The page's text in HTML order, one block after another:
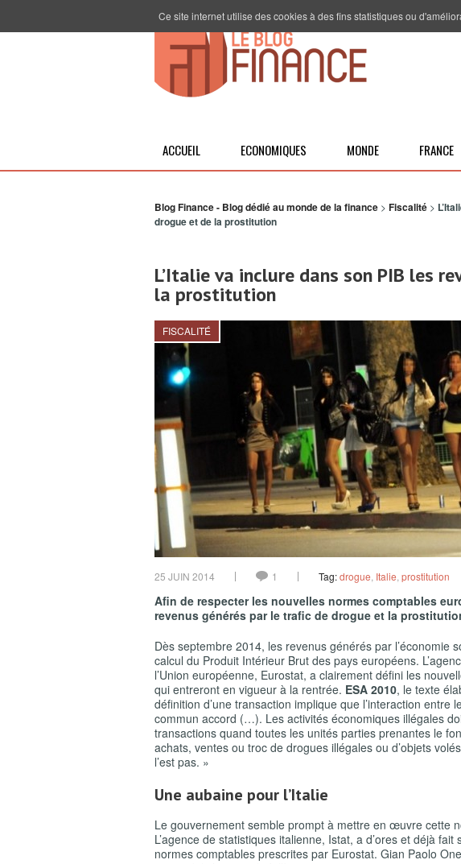
ACCUEIL ECONOMIQUES MONDE FRANCE
Blog Finance - Blog dédié au monde de la finance > Fiscalité >
drogue et de la prostitution
L’Italie va inclure dans son PIB les
la prostitution
FISCALITÉ
25 JUIN 2014 1 Tag:drogue Italie prostitution
Afin de respecter les nouvelles normes comptables
revenus générés par le trafic de drogue et la
Dès septembre 2014, les revenus générés par l’économie
calcul du Produit Intérieur Brut des pays européens.
l’Union européenne, Eurostat, a clairement défini les
qui entreront en vigueur à la rentrée. ESA 2010, le texte
définition d’une transaction implique que l’interaction entre
commun accord (…). Les activités économiques illégales
transactions quand toutes les unités parties prenantes le
achats, ventes ou troc de drogues illégales ou d’objets
l’est pas. »
Une aubaine pour l’Italie
Le gouvernement semble prompt à mettre en œuvre cette
L’agence de statistiques italienne, Istat, a d’ores et déjà
normes comptables prescrites par Eurostat. Gian Paolo
Ce site internet utilise des cookies à des fins statistiques ou